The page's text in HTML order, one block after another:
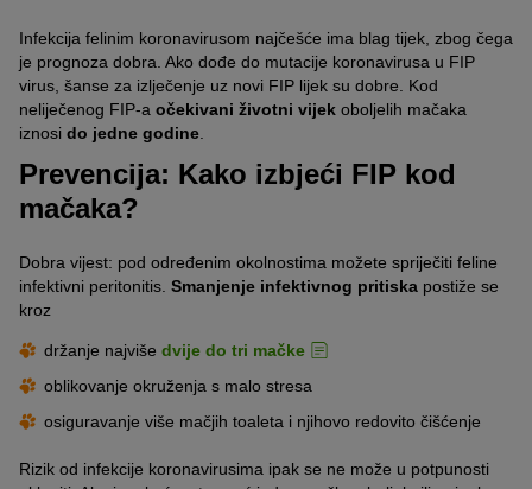
Infekcija felinim koronavirusom najčešće ima blag tijek, zbog čega
je prognoza dobra. Ako dođe do mutacije koronavirusa u FIP
virus, šanse za izlječenje uz novi FIP lijek su dobre. Kod
neliječenog FIP-a očekivani životni vijek oboljelih mačaka
iznosi do jedne godine
Prevencija: Kako izbjeći FIP kod
mačaka?
Dobra vijest: pod određenim okolnostima možete spriječiti feline
infektivni peritonitis. Smanjenje infektivnog pritiska postiže se
kroz
držanje najviše dvije do tri mačke
oblikovanje okruženja s malo stresa
osiguravanje više mačjih toaleta i njihovo redovito čišćenje
Rizik od infekcije koronavirusima ipak se ne može u potpunosti